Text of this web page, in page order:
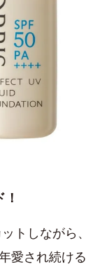
トしながら、
愛され続ける